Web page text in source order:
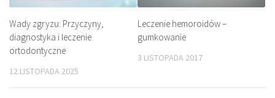
Wady zgryzu: Przyczyny,
diagnostyka i leczenie
ortodontyczne
12 LISTOPADA 2025
Leczenie hemoroidów –
gumkowanie
3 LISTOPADA 2017